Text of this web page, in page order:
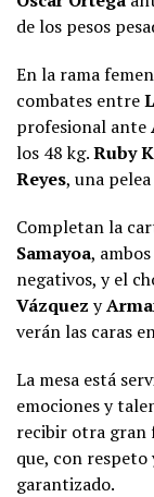
de los pesos
En la rama
combates entre
profesional ante
los 48 kg.Ruby
Reyes, una
Completan la
Samayoa,
negativos, y el
Vázquez y
verán las caras
La mesa está
emociones y
recibir otra gran
que, con
garantizado.